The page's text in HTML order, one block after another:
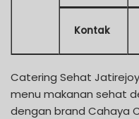
Kontak
Catering Sehat
menu makanan sehat
dengan brand Cahaya